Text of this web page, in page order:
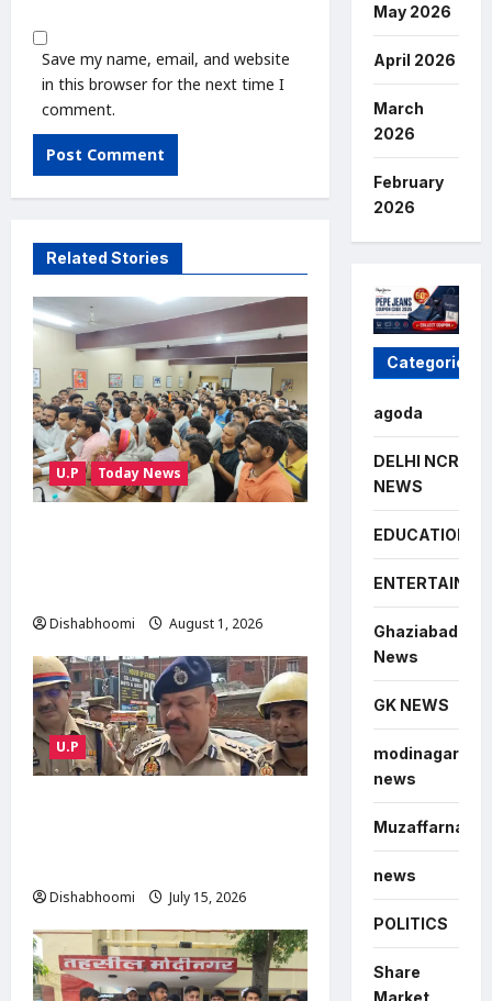
Save my name, email, and website
in this browser for the next time I
comment.
Related Stories
U.P Today News
Dishabhoomi August 1, 2026
U.P
Dishabhoomi July 15, 2026
May 2026
April 2026
March
2026
February
2026
Categories
agoda
DELHI NCR
NEWS
EDUCATION
Ghaziabad
News
GK NEWS
modinagar
news
Muzaffarnagar
news
POLITICS
Share
Market